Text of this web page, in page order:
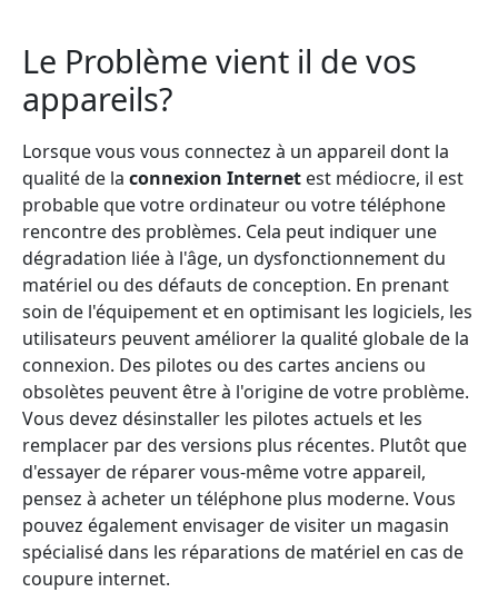
Le Problème vient il de vos
appareils?
Lorsque vous vous connectez à un appareil dont la
qualité de la connexion Internet est médiocre, il est
probable que votre ordinateur ou votre téléphone
rencontre des problèmes. Cela peut indiquer une
dégradation liée à l'âge, un dysfonctionnement du
matériel ou des défauts de conception. En prenant
soin de l'équipement et en optimisant les logiciels, les
utilisateurs peuvent améliorer la qualité globale de la
connexion. Des pilotes ou des cartes anciens ou
obsolètes peuvent être à l'origine de votre problème.
Vous devez désinstaller les pilotes actuels et les
remplacer par des versions plus récentes. Plutôt que
d'essayer de réparer vous-même votre appareil,
pensez à acheter un téléphone plus moderne. Vous
pouvez également envisager de visiter un magasin
spécialisé dans les réparations de matériel en cas de
coupure internet.